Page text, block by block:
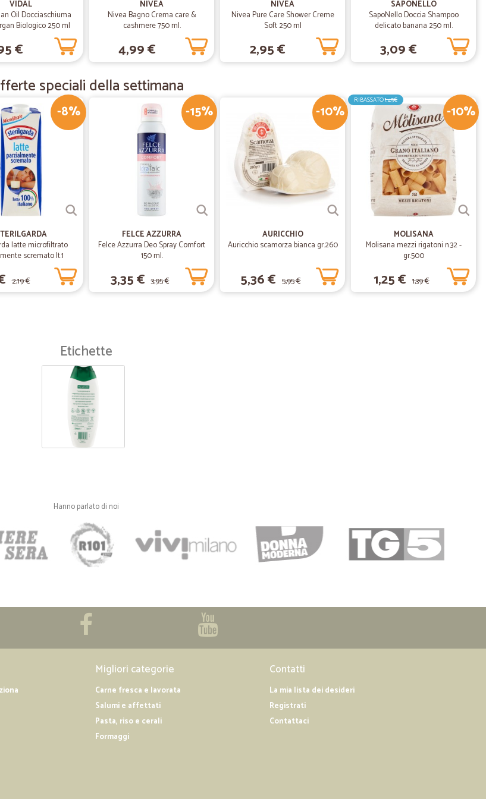
Cristiano E.
Ottimo supermarket online
24/04/2019
Francesco F.
Ottimo venditore e accuratezza nel…
Ottimo venditore e accuratezza nel presentare i prodotti...
12/01/2019
Servizio ottimo
Servizio ottimo, prezzo ottimo, e sopratutto serietà che non gusta mai .
VIDAL
Oil Docciaschiuma
Biologico 250 ml
€
NIVEA
Nivea Bagno Crema care &
cashmere 750 ml.
4,99 €
NIVEA
Nivea Pure Care Shower Creme
Soft 250 ml
2,95 €
SAPONELLO
SapoNello Doccia Shampoo
delicato banana 250 ml.
3,09 €
speciali della settimana
-8%
latte microfiltrato
scremato lt.1
2,19 €
-15%
FELCE AZZURRA
Felce Azzurra Deo Spray Comfort
150 ml.
3,35 € 3,95 €
-10%
AURICCHIO
Auricchio scamorza bianca gr.260
5,36 € 5,95 €
-10%
RIBASSATO1,45€
MOLISANA
Molisana mezzi rigatoni n.32 -
gr.500
1,25 € 1,39 €
Etichette
Hanno parlato di noi
Migliori categorie
Carne fresca e lavorata
Salumi e affettati
Pasta, riso e cerali
Formaggi
Contatti
La mia lista dei desideri
Registrati
Contattaci